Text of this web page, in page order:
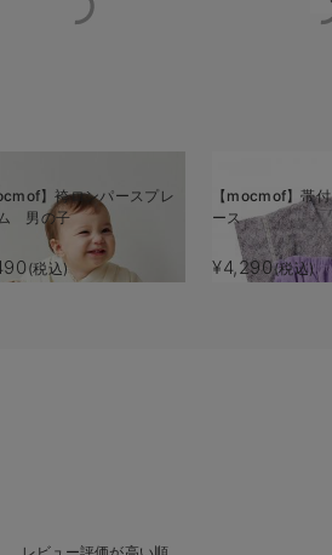
】袴ロンパースプレ
男の子
(税込)
【mocmof】帯付
ース
¥4,290(税込)